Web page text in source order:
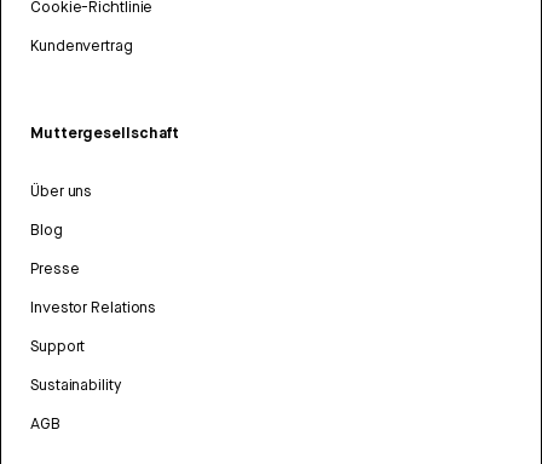
Cookie-Richtlinie
Kundenvertrag
Muttergesellschaft
Über uns
Blog
Presse
Investor Relations
Support
Sustainability
AGB